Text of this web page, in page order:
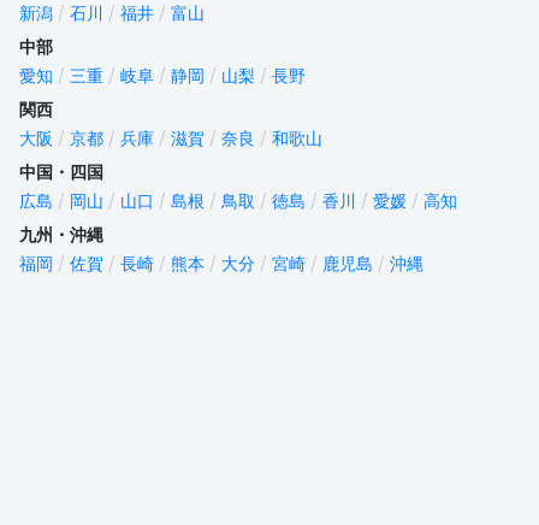
新潟
石川 福井
富山
中部
愛知
三重 岐阜 静岡 山梨
長野
関西
大阪
京都 兵庫 滋賀 奈良
和歌山
中国・四国
広島
岡山 山口 島根 鳥取 徳島 香川 愛媛
高知
九州・沖縄
福岡
佐賀 長崎 熊本 大分 宮崎 鹿児島 沖縄